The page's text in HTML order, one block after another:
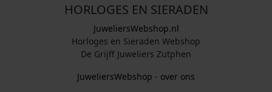
HORLOGES EN SIERADEN
JuweliersWebshop.nl
Horloges en Sieraden Webshop
De Grijff Juweliers Zutphen
JuweliersWebshop - over ons